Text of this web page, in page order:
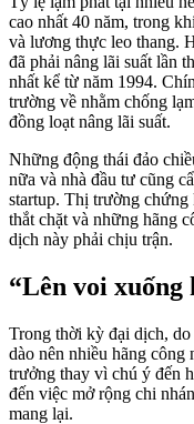
cao nhất 40 năm, trong
và lương thực leo thang.
đã phải nâng lãi suất lần
nhất kể từ năm 1994.
trường về nhằm chống
đồng loạt nâng lãi suất.
Những động thái đảo
nữa và nhà đầu tư cũng
startup. Thị trường
thắt chặt và những hãng
dịch này phải chịu trận.
“Lên voi xuống
Trong thời kỳ đại dịch,
dào nên nhiều hãng công
trưởng thay vì chú ý đến
đến việc mở rộng chi
mang lại.